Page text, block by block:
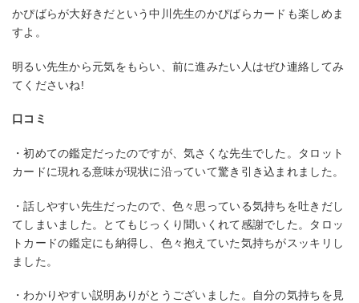
かぴばらが大好きだという中川先生のかぴばらカードも楽しめま
すよ。
明るい先生から元気をもらい、前に進みたい人はぜひ連絡してみ
てくださいね!
口コミ
・初めての鑑定だったのですが、気さくな先生でした。タロット
カードに現れる意味が現状に沿っていて驚き引き込まれました。
・話しやすい先生だったので、色々思っている気持ちを吐きだし
てしまいました。とてもじっくり聞いくれて感謝でした。タロッ
トカードの鑑定にも納得し、色々抱えていた気持ちがスッキリし
ました。
・わかりやすい説明ありがとうございました。自分の気持ちを見